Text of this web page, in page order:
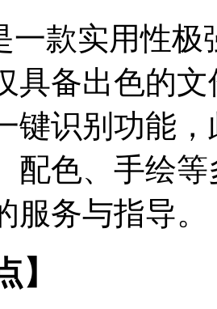
一款实用性
具备出色的
键识别功能
配色、手绘
服务与指导。
】